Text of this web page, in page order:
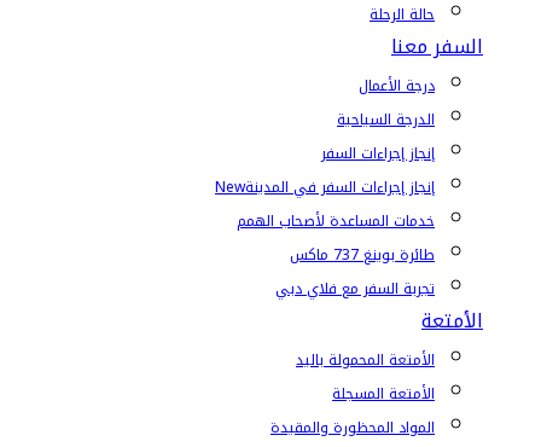
حالة الرحلة
السفر معنا
درجة الأعمال
الدرجة السياحية
إنجاز إجراءات السفر
إنجاز إجراءات السفر في المدينةNew
خدمات المساعدة لأصحاب الهمم
طائرة بوينغ 737 ماكس
تجربة السفر مع فلاي دبي
الأمتعة
الأمتعة المحمولة باليد
الأمتعة المسجلة
المواد المحظورة والمقيدة